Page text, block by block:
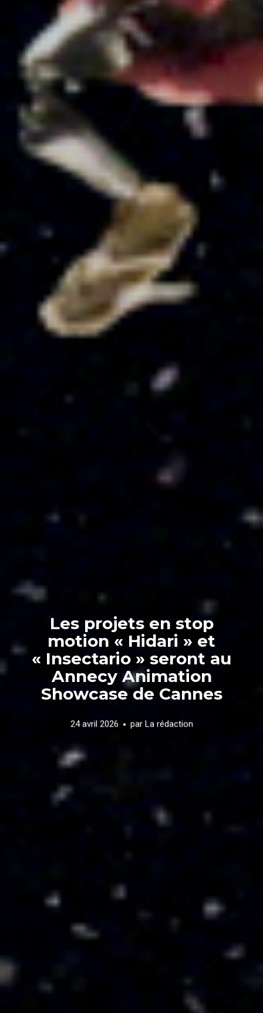
Les projets en stop
motion « Hidari » et
« Insectario » seront au
Annecy Animation
Showcase de Cannes
24 avril 2026 par La rédaction